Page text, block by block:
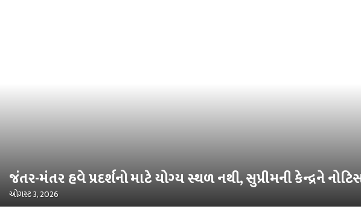
જંતર-મંતર હવે પ્રદર્શનો માટે યોગ્ય સ્થળ નથી, સુપ્રીમની કેન્દ્રને
ઓગસ્ટ 3, 2026